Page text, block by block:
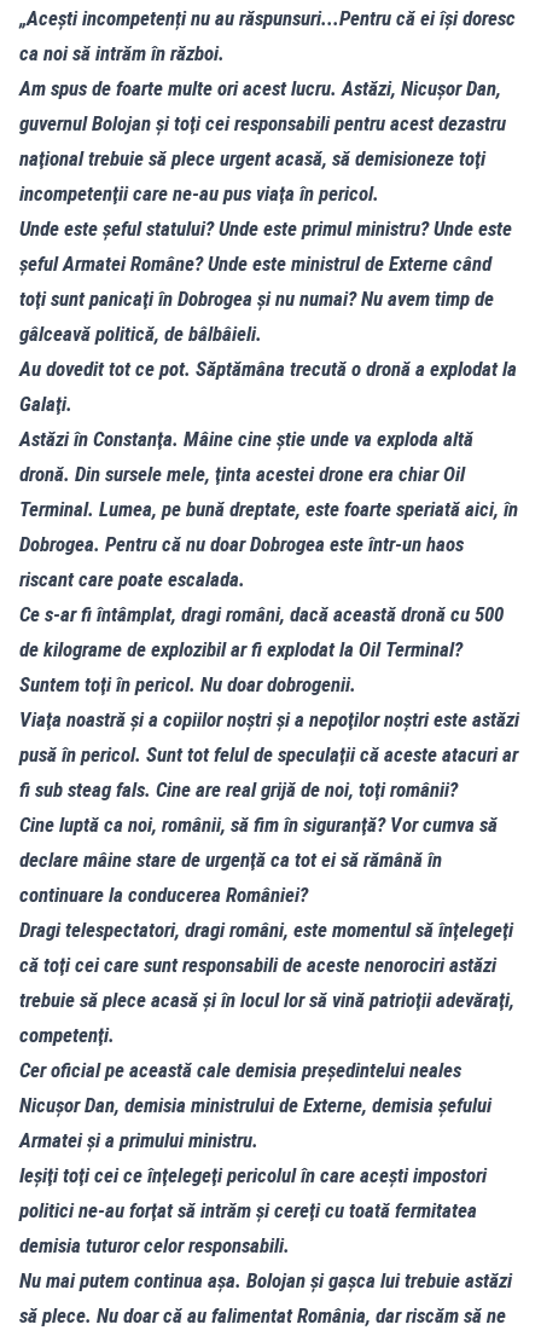
„Acești incompetenți nu au răspunsuri...Pentru că ei îşi doresc
ca noi să intrăm în război.
Am spus de foarte multe ori acest lucru. Astăzi, Nicuşor Dan,
guvernul Bolojan şi toţi cei responsabili pentru acest dezastru
naţional trebuie să plece urgent acasă, să demisioneze toţi
incompetenţii care ne-au pus viaţa în pericol.
Unde este şeful statului? Unde este primul ministru? Unde este
şeful Armatei Române? Unde este ministrul de Externe când
toţi sunt panicaţi în Dobrogea şi nu numai? Nu avem timp de
gâlceavă politică, de bâlbâieli.
Au dovedit tot ce pot. Săptămâna trecută o dronă a explodat la
Galaţi.
Astăzi în Constanţa. Mâine cine ştie unde va exploda altă
dronă. Din sursele mele, ţinta acestei drone era chiar Oil
Terminal. Lumea, pe bună dreptate, este foarte speriată aici, în
Dobrogea. Pentru că nu doar Dobrogea este într-un haos
riscant care poate escalada.
Ce s-ar fi întâmplat, dragi români, dacă această dronă cu 500
de kilograme de explozibil ar fi explodat la Oil Terminal?
Suntem toţi în pericol. Nu doar dobrogenii.
Viaţa noastră şi a copiilor noştri şi a nepoţilor noştri este astăzi
pusă în pericol. Sunt tot felul de speculaţii că aceste atacuri ar
fi sub steag fals. Cine are real grijă de noi, toţi românii?
Cine luptă ca noi, românii, să fim în siguranţă? Vor cumva să
declare mâine stare de urgenţă ca tot ei să rămână în
continuare la conducerea României?
Dragi telespectatori, dragi români, este momentul să înţelegeţi
că toţi cei care sunt responsabili de aceste nenorociri astăzi
trebuie să plece acasă şi în locul lor să vină patrioţii adevăraţi,
competenţi.
Cer oficial pe această cale demisia preşedintelui neales
Nicuşor Dan, demisia ministrului de Externe, demisia şefului
Armatei şi a primului ministru.
Ieşiţi toţi cei ce înţelegeţi pericolul în care aceşti impostori
politici ne-au forţat să intrăm şi cereţi cu toată fermitatea
demisia tuturor celor responsabili.
Nu mai putem continua aşa. Bolojan şi gaşca lui trebuie astăzi
să plece. Nu doar că au falimentat România, dar riscăm să ne